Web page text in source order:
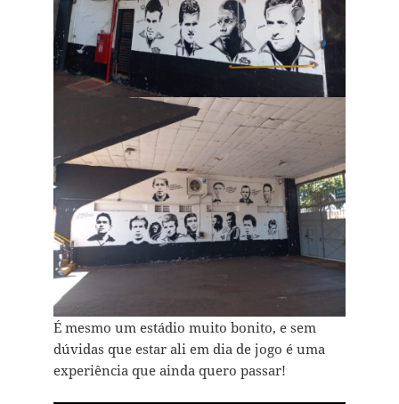
É mesmo um estádio muito bonito, e sem
dúvidas que estar ali em dia de jogo é uma
experiência que ainda quero passar!